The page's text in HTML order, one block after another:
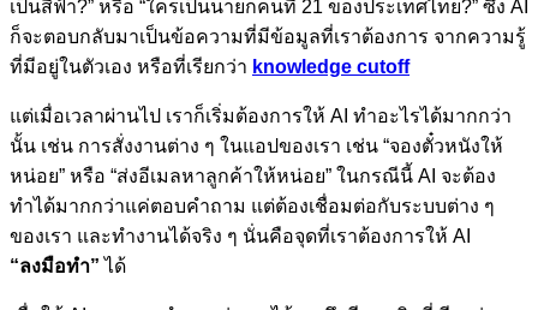
เป็นสีฟ้า?” หรือ “ใครเป็นนายกคนที่ 21 ของประเทศไทย?” ซึ่ง AI
ก็จะตอบกลับมาเป็นข้อความที่มีข้อมูลที่เราต้องการ จากความรู้
ที่มีอยู่ในตัวเอง หรือที่เรียกว่า knowledge cutoff
แต่เมื่อเวลาผ่านไป เราก็เริ่มต้องการให้ AI ทำอะไรได้มากกว่า
นั้น เช่น การสั่งงานต่าง ๆ ในแอปของเรา เช่น “จองตั๋วหนังให้
หน่อย” หรือ “ส่งอีเมลหาลูกค้าให้หน่อย” ในกรณีนี้ AI จะต้อง
ทำได้มากกว่าแค่ตอบคำถาม แต่ต้องเชื่อมต่อกับระบบต่าง ๆ
ของเรา และทำงานได้จริง ๆ นั่นคือจุดที่เราต้องการให้ AI
“ลงมือทำ” ได้